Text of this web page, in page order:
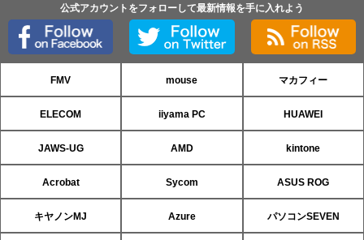
公式アカウントをフォローして最新情報を手に入れよう
FMV mouse マカフィー
ELECOM iiyama PC HUAWEI
JAWS-UG AMD kintone
Acrobat Sycom ASUS ROG
キヤノンMJ Azure パソコンSEVEN